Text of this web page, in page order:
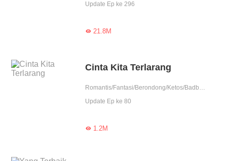
Update Ep ke 296
21.8M
Cinta Kita Terlarang
Romantis/Fantasi/Berondong/Ketos/Badboy/Perjodohan/Duniahiburan/Pembunuhan/Contributor
Update Ep ke 80
1.2M